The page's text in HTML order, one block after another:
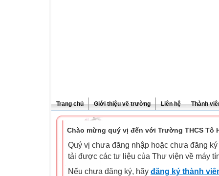
Trang chủ Giới thiệu về trường Liên hệ Thành
Chào mừng quý vị đến với Trường THCS Tô
Quý vị chưa đăng nhập hoặc chưa đăng
tải được các tư liệu của Thư viện về máy
Nếu chưa đăng ký, hãy đăng ký thành